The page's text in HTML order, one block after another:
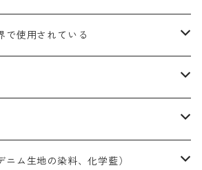
で使用されている
やかな黄色）
クスPS－900
を染める染料
ム生地の染料、化学藍）